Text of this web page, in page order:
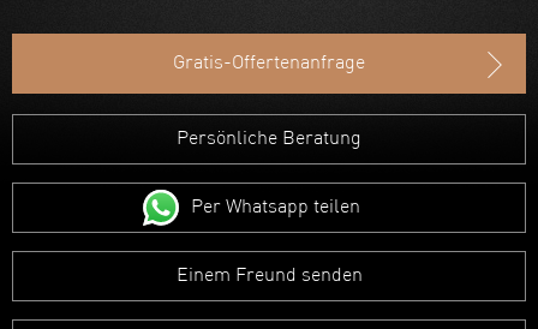
Uganda
Äthiopien
Madagaskar
Marokko
Gratis-Offertenanfrage
Persönliche Beratung
Per Whatsapp teilen
Einem Freund senden